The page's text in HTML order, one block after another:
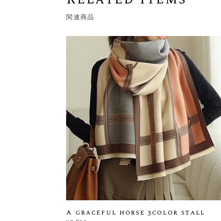
関連商品
A graceful horse 3color stall